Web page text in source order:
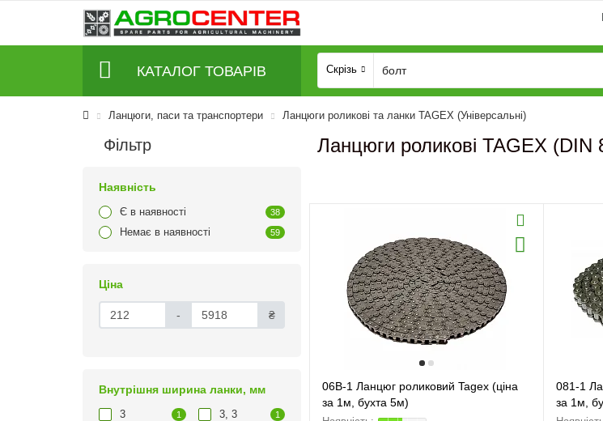
КАТАЛОГ ТОВАРІВ Скрізь
Ланцюги, паси та транспортери Ланцюги роликові та ланки TAGEX (Універсальні)
Фільтр
Наявність
Є в наявності 38
Немає в наявності 59
Ціна
- ₴
Внутрішня ширина ланки, мм
3 1 3, 3 1
Ланцюги роликові TAGEX
06B-1 Ланцюг роликовий Tagex (ціна
за 1м, бухта 5м)
081-1
за 1м,